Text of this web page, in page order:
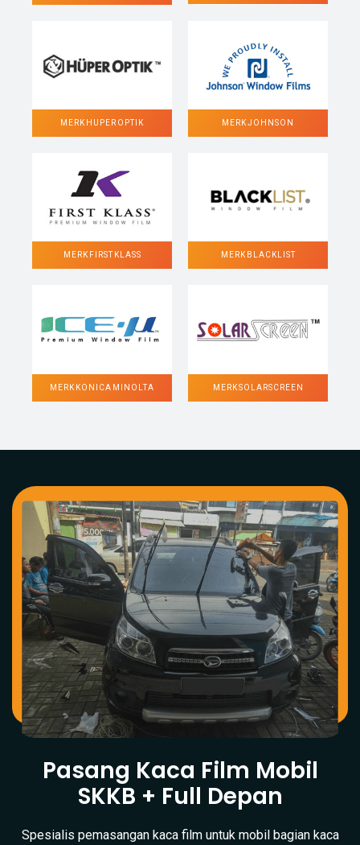
MERK HUPER OPTIK MERK JOHNSON
MERK FIRST KLASS MERK BLACKLIST
MERK KONICA MINOLTA MERK SOLARSCREEN
Pasang Kaca Film Mobil
SKKB + Full Depan
Spesialis pemasangan kaca film untuk mobil bagian kaca